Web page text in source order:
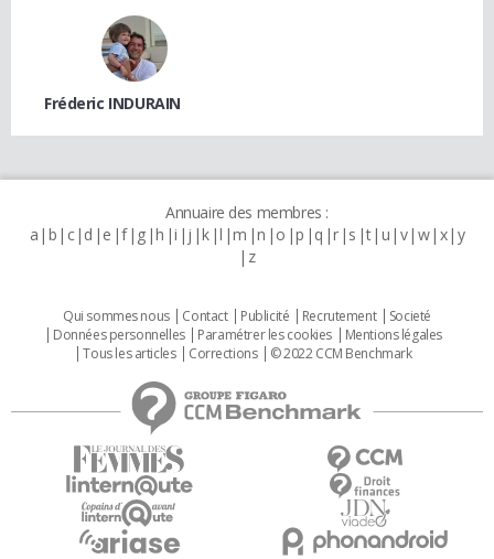
Fréderic INDURAIN
Annuaire des membres :
a b c d e f g h i j k l m n o p q r s t u v w x y
z
Qui sommes nous Contact Publicité Recrutement
Societé
Données personnelles
Paramétrer les cookies
Mentions légales
Tous les articles
Corrections © 2022 CCM Benchmark